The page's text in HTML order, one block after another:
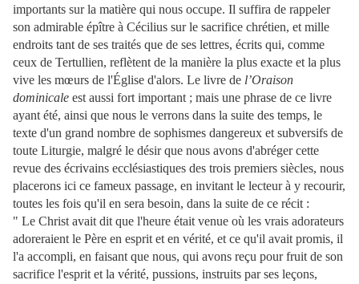
importants sur la matière qui nous occupe. Il suffira de rappeler
son admirable épître à Cécilius sur le sacrifice chrétien, et mille
endroits tant de ses traités que de ses lettres, écrits qui, comme
ceux de Tertullien, reflètent de la manière la plus exacte et la plus
vive les mœurs de l'Église d'alors. Le livre de l’Oraison
dominicale est aussi fort important ; mais une phrase de ce livre
ayant été, ainsi que nous le verrons dans la suite des temps, le
texte d'un grand nombre de sophismes dangereux et subversifs de
toute Liturgie, malgré le désir que nous avons d'abréger cette
revue des écrivains ecclésiastiques des trois premiers siècles, nous
placerons ici ce fameux passage, en invitant le lecteur à y recourir,
toutes les fois qu'il en sera besoin, dans la suite de ce récit :
" Le Christ avait dit que l'heure était venue où les vrais adorateurs
adoreraient le Père en esprit et en vérité, et ce qu'il avait promis, il
l'a accompli, en faisant que nous, qui avons reçu pour fruit de son
sacrifice l'esprit et la vérité, pussions, instruits par ses leçons,